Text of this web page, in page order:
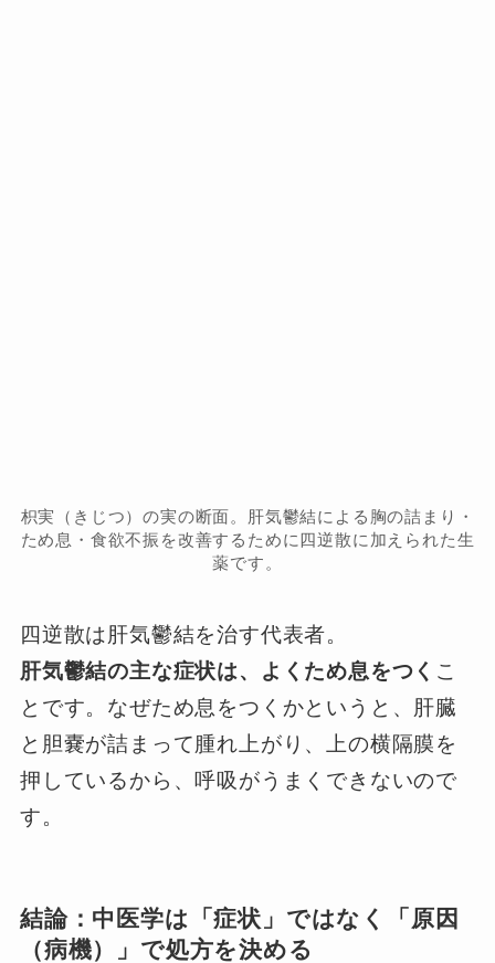
枳実（きじつ）の実の断面。肝気鬱結による胸の詰まり・
ため息・食欲不振を改善するために四逆散に加えられた生
薬です。
四逆散は肝気鬱結を治す代表者。
肝気鬱結の主な症状は、よくため息をつく こ
とです。なぜため息をつくかというと、肝臓
と胆嚢が詰まって腫れ上がり、上の横隔膜を
押しているから、呼吸がうまくできないので
す。
結論：中医学は「症状」ではなく「原因
（病機）」で処方を決める